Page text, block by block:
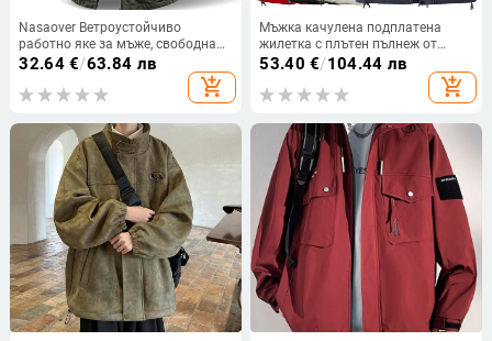
Nasaover Ветроустойчиво
работно яке за мъже, свободна
кройка, стояща яка, цип, нейлон,
странични джобове, дълъг ръкав,
едноцветно, есенно 2025
32.64€/63.84 лв
add_shopping_cart
Мъжка качулена подплатена
жилетка с плътен пълнеж от
полиестерни влакна, цип
джобове, стандартна дължина
53.40 €/104.44 лв
add_shopping_cart